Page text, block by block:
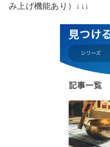
み上げ機能あり）↓↓↓